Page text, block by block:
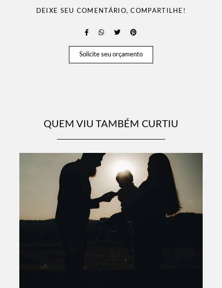
DEIXE SEU COMENTÁRIO, COMPARTILHE!
Solicite seu orçamento
QUEM VIU TAMBÉM CURTIU